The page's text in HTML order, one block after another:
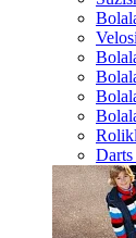
Darts